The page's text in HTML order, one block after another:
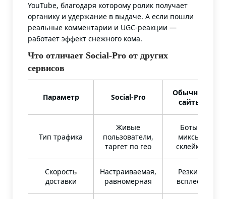
YouTube, благодаря которому ролик получает
органику и удержание в выдаче. А если пошли
реальные комментарии и UGC-реакции —
работает эффект снежного кома.
Что отличает Social-Pro от других
сервисов
Параметр Social-Pro
Обычные
сайты
Тип трафика
Живые
пользователи,
таргет по гео
Боты,
миксы,
склейки
Скорость
доставки
Настраиваемая,
равномерная
Резкий
всплеск